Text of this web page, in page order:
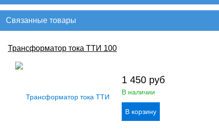
Связанные товары
Трансформатор тока ТТИ 100
1 450 руб
В наличии